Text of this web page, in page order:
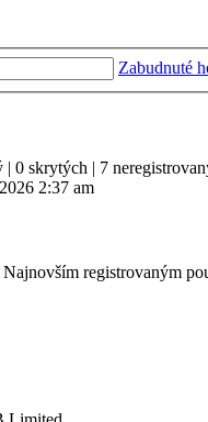
Zabudnuté
0 skrytých | 7
2:37 am
registrovaným